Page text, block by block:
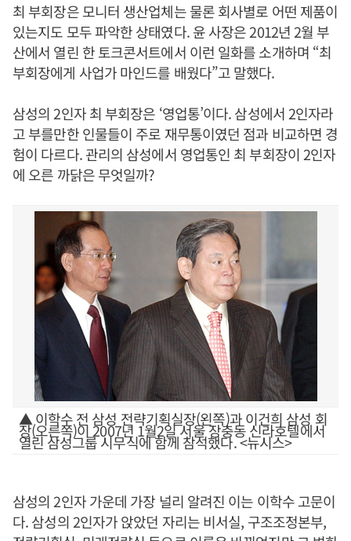
최 부회장은 모니터 생산업체는 물론 회사별로 어떤 제품이
있는지도 모두 파악한 상태였다. 윤 사장은 2012년 2월 부
산에서 열린 한 토크콘서트에서 이런 일화를 소개하며 “최
부회장에게 사업가 마인드를 배웠다”고 말했다.
삼성의 2인자 최 부회장은 ‘영업통’이다. 삼성에서 2인자라
고 부를만한 인물들이 주로 재무통이였던 점과 비교하면 경
험이 다르다. 관리의 삼성에서 영업통인 최 부회장이 2인자
에 오른 까닭은 무엇일까?
▲ 이학수 전 삼성 전략기획실장(왼쪽)과 이건희 삼성 회
장(오른쪽)이 2007년 1월2일 서울 장충동 신라호텔에서
열린 삼성그룹 시무식에 함께 참석했다. <뉴시스>
삼성의 2인자 가운데 가장 널리 알려진 이는 이학수 고문이
다. 삼성의 2인자가 앉았던 자리는 비서실, 구조조정본부,